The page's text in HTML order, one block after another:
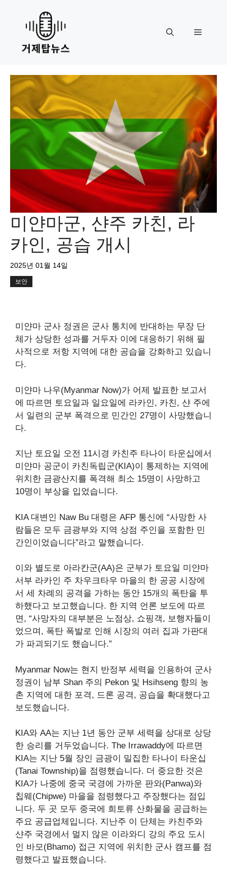
content
Menu
미얀마군, 샨주 카친, 라
카인, 공습 개시
2025년 01월 14일
보안
미얀마 군사 정권은 군사 통치에 반대하는 무장 단
체가 상당한 성과를 거두자 이에 대응하기 위해 필
사적으로 저항 지역에 대한 공습을 강화하고 있습니
다.
미얀마 나우(Myanmar Now)가 어제 발표한 보고서
에 따르면 토요일과 일요일에 라카인, 카친, 샨 주에
서 일련의 군부 폭격으로 민간인 27명이 사망했습니
다.
지난 토요일 오전 11시경 카친주 타나이 타운십에서
미얀마 공군이 카친독립군(KIA)이 통제하는 지역에
위치한 금광산지를 폭격해 최소 15명이 사망하고
10명이 부상을 입었습니다.
KIA 대변인 Naw Bu 대령은 AFP 통신에 “사망한 사
람들은 모두 금광부와 지역 상점 주인을 포함한 민
간인이었습니다”라고 말했습니다.
이와 별도로 아라칸군(AA)은 군부가 토요일 미얀마
서부 라카인 주 차우크타우 마을의 한 공공 시장에
서 세 차례의 공격을 가하는 동안 15개의 폭탄을 투
하했다고 보고했습니다. 한 지역 언론 보도에 따르
면, “사망자의 대부분은 노점상, 쇼핑객, 보행자들이
었으며, 폭탄 폭발로 인해 시장의 여러 집과 가판대
가 파괴되기도 했습니다.”
Myanmar Now는 현지 반정부 세력을 인용하여 군사
정권이 남부 Shan 주의 Pekon 및 Hsihseng 향의 농
촌 지역에 대한 포격, 드론 공격, 공습을 확대했다고
보도했습니다.
KIA와 AA는 지난 1년 동안 군부 세력을 상대로 상당
한 승리를 거두었습니다. The Irrawaddy에 따르면
KIA는 지난 5월 장인 금광이 밀집한 타나이 타운십
(Tanai Township)을 점령했습니다. 더 중요한 것은
KIA가 나중에 중국 국경에 가까운 판와(Panwa)와
칩웨(Chipwe) 마을을 점령했다고 주장했다는 점입
니다. 두 곳 모두 중국에 희토류 산화물을 공급하는
주요 공급업체입니다. 지난주 이 단체는 카친주와
샨주 국경에서 멀지 않은 이라와디 강의 주요 도시
인 바모(Bhamo) 접근 지역에 위치한 군사 캠프를 점
령했다고 발표했습니다.